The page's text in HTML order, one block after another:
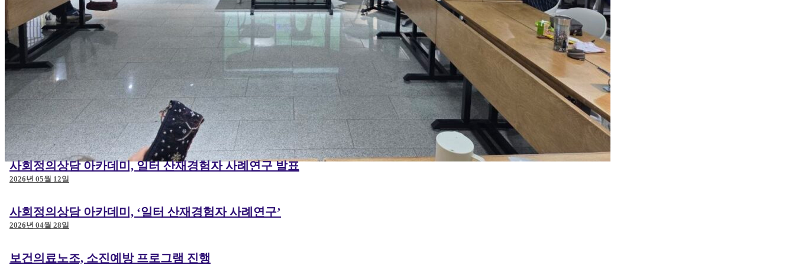
사회정의상담 아카데미, 일터 산재경험자 사례연구 발표
2026년 05월 12일
사회정의상담 아카데미, ‘일터 산재경험자 사례연구’
2026년 04월 28일
보건의료노조, 소진예방 프로그램 진행